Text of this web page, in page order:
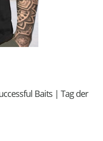
Baits | Tag der